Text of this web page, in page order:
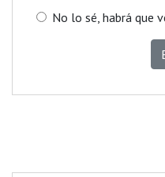
No lo sé, habrá que